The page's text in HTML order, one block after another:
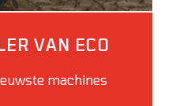
VAN ECO
machines